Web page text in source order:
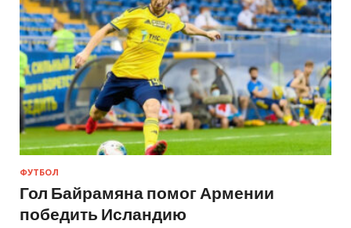
ФУТБОЛ
Гол Байрамяна помог Армении
победить Исландию